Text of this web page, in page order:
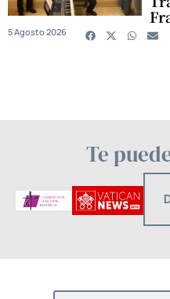
5 Agosto 2026
Te